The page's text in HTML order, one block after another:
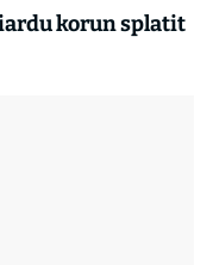
korun splatit